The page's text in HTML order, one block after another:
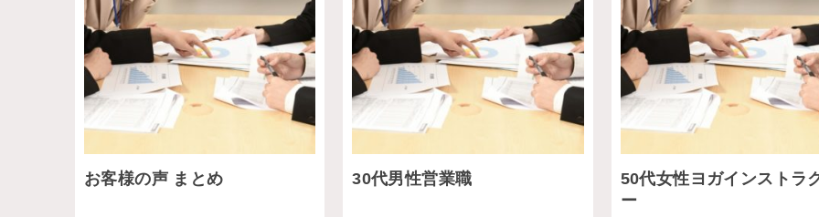
お客様の声 まとめ 30代男性営業職
50代女性ヨガインストラ
ー